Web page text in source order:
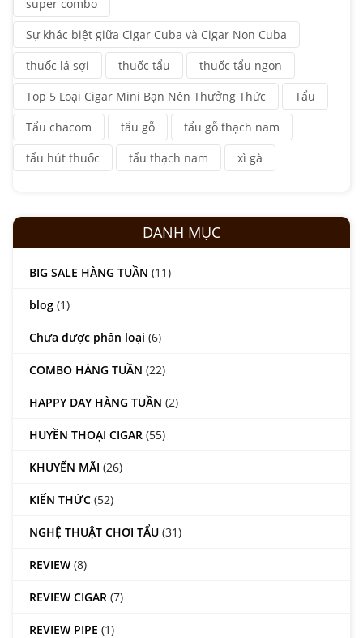
super combo
Sự khác biệt giữa Cigar Cuba và Cigar Non Cuba
thuốc lá sợi
thuốc tẩu
thuốc tẩu ngon
Top 5 Loại Cigar Mini Bạn Nên Thưởng Thức
Tẩu
Tẩu chacom
tẩu gỗ
tẩu gỗ thạch nam
tẩu hút thuốc
tẩu thạch nam xì gà
DANH MỤC
BIG SALE HÀNG TUẦN (11)
blog (1)
Chưa được phân loại (6)
COMBO HÀNG TUẦN (22)
HAPPY DAY HÀNG TUẦN (2)
HUYỀN THOẠI CIGAR (55)
KHUYẾN MÃI (26)
KIẾN THỨC (52)
NGHỆ THUẬT CHƠI TẨU (31)
REVIEW (8)
REVIEW CIGAR (7)
REVIEW PIPE (1)